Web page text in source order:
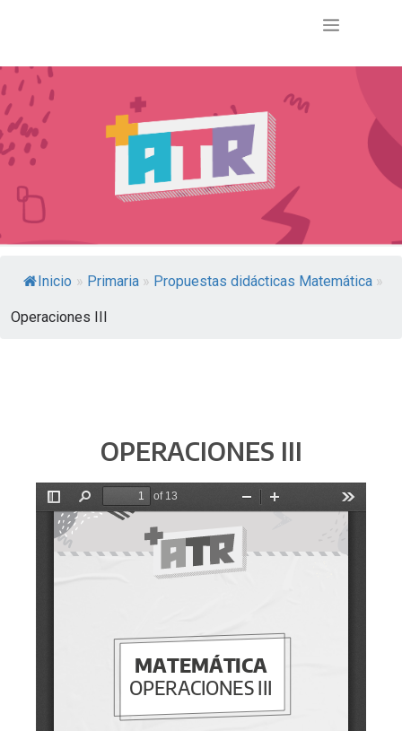
Inicio » Primaria » Propuestas didácticas Matemática »
Operaciones III
OPERACIONES III